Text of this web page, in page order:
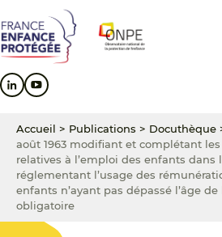
au
contenu
principal
au
menu
principal
au
pied
de
Accueil > Publications > Docuthèque
août 1963 modifiant et complétant
relatives à l’emploi des enfants dans
réglementant l’usage des
enfants n’ayant pas dépassé l’âge
obligatoire